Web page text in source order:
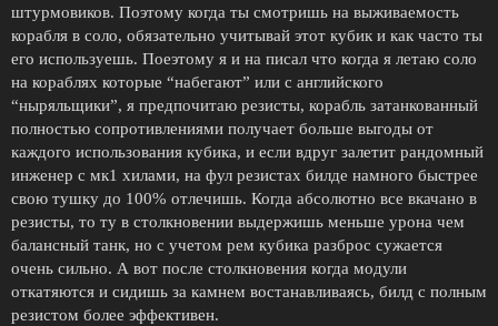
штурмовиков. Поэтому когда ты смотришь на выживаемость
корабля в соло, обязательно учитывай этот кубик и как часто ты
его используешь. Поеэтому я и на писал что когда я летаю соло
на кораблях которые “набегают” или с английского
“ныряльщики”, я предпочитаю резисты, корабль затанкованный
полностью сопротивлениями получает больше выгоды от
каждого использования кубика, и если вдруг залетит рандомный
инженер с мк1 хилами, на фул резистах билде намного быстрее
свою тушку до 100% отлечишь. Когда абсолютно все вкачано в
резисты, то ту в столкновении выдержишь меньше урона чем
балансный танк, но с учетом рем кубика разброс сужается
очень сильно. А вот после столкновения когда модули
откатяются и сидишь за камнем востанавливаясь, билд с полным
резистом более эффективен.